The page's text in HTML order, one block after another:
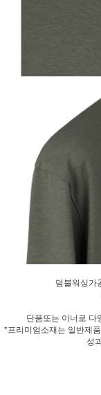
덤블워싱가
단품또는 이너로 다
*프리미엄소재는 일반제
성